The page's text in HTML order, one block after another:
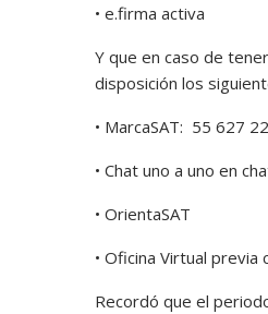
• e.firma activa
Y que en caso de
disposición los
• MarcaSAT: 55 627
• Chat uno a uno en
• OrientaSAT
• Oficina Virtual
Recordó que el